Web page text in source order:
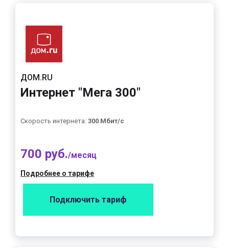
ДОМ.RU
Интернет "Мега 300"
Скорость интернета: 300 Мбит/с
700 руб./месяц
Подробнее о тарифе
Подключить тариф